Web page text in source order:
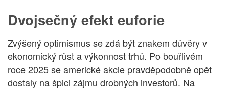
Dvojsečný efekt euforie
Zvýšený optimismus se zdá být znakem důvěry v
ekonomický růst a výkonnost trhů. Po bouřlivém
roce 2025 se americké akcie pravděpodobně opět
dostaly na špici zájmu drobných investorů. Na